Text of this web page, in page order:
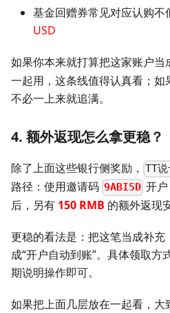
基金回赠券常见对应认购不
USD
如果你本来就打算把这家账户当
一起用，这条线值得认真看；
不必一上来就追满。
4. 额外返现怎么拿更稳？
除了上面这些银行侧奖励， TT
路径：使用邀请码 9ABI5D 开
后，另有 150 RMB 的额外返现
更稳的看法是：把这笔当成补
成“开户自动到账”。具体领取方
期说明操作即可。
如果把上面几层放在一起看，大